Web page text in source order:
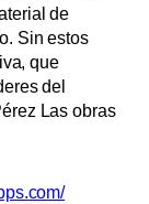
de
Sin estos
que
del
Las obras